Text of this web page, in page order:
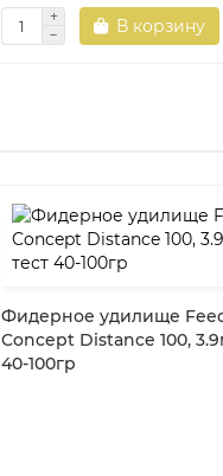
В корзину
Фидерное удилище
Concept Distance 100,
40-100гр